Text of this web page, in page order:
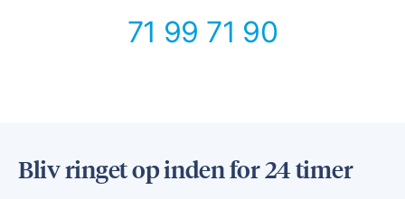
71 99 71 90
Bliv ringet op inden for 24 timer